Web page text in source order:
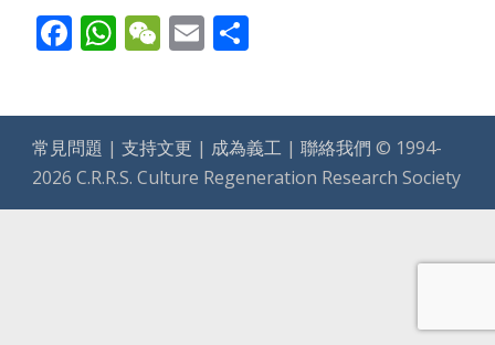
Facebook
WhatsApp
WeChat
Email
常見問題 | 支持文更 | 成為義工 | 聯絡我們 © 1994-
2026 C.R.R.S. Culture Regeneration Research Society